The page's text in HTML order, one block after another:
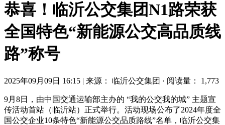
恭喜！临沂公交集团N1路荣获
全国特色“新能源公交高品质线
路”称号
2025年09月09日 16:15 | 来源： 临沂公交集团 · 阅读量： 1,773
9月8日，由中国交通运输部主办的 “我的公交我的城” 主题宣
传活动首站（临沂站）正式举行。活动现场公布了2024年度全
国公交企业10条特色“新能源公交品质路线”名单，临沂公交集